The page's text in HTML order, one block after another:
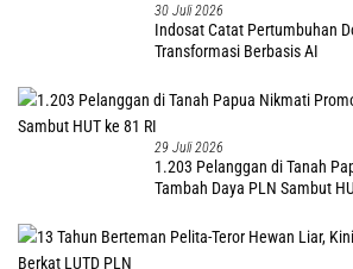
30 Juli 2026
Indosat Catat Pertumbuhan
Transformasi Berbasis AI
29 Juli 2026
1.203 Pelanggan di Tanah
Tambah Daya PLN Sambut